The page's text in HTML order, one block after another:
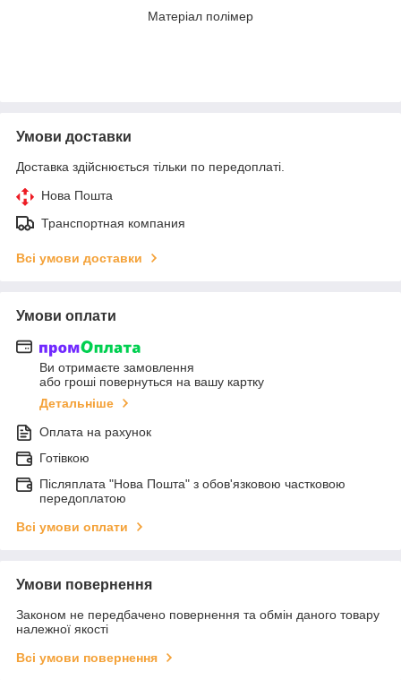
Матеріал полімер
Умови доставки
Доставка здійснюється тільки по передоплаті.
Нова Пошта
Транспортная компания
Всі умови доставки
Умови оплати
Ви отримаєте замовлення
або гроші повернуться на вашу картку
Детальніше
Оплата на рахунок
Готівкою
Післяплата "Нова Пошта" з обов'язковою частковою
передоплатою
Всі умови оплати
Умови повернення
Законом не передбачено повернення та обмін даного товару
належної якості
Всі умови повернення